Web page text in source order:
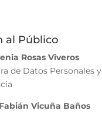
al Público
Rosas Viveros
de Datos Personales y
Vicuña Baños